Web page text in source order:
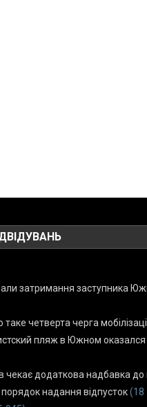
затримання заступника
четверта черга
пляж в Южном
чекає додаткова надбавка до
порядок надання відпусток (18